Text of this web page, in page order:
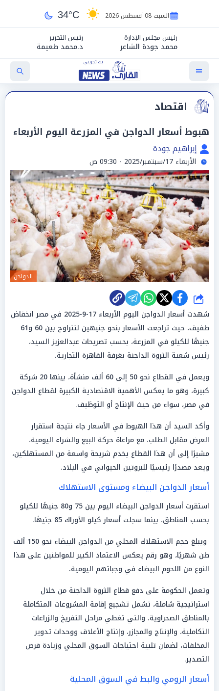
السبت 08 أغسطس 2026 34°C
رئيس مجلس الإدارة
محمد جودة الشاعر
رئيس التحرير
د.محمد طعيمة
اقتصاد
هبوط أسعار الدواجن في المزرعة اليوم الأربعاء
إبراهيم جودة
الأربعاء 17/سبتمبر/2025 - 09:30 ص
الدواجن
شارك
شهدت أسعار الدواجن اليوم الأربعاء 17-9-2025 في مصر انخفاض
طفيف، حيث تراجعت الأسعار بنحو جنيهين لتتراوح بين 60 و61
جنيهًا للكيلو في المزرعة، بحسب تصريحات عبدالعزيز السيد،
رئيس شعبة الثروة الداجنة بغرفة القاهرة التجارية.
ويعمل في القطاع نحو 50 إلى 60 ألف منشأة، بينها 20 شركة
كبيرة، وهو ما يعكس الأهمية الاقتصادية الكبيرة لقطاع الدواجن
في مصر، سواء من حيث الإنتاج أو التوظيف.
وأكد السيد أن هذا الهبوط في الأسعار جاء نتيجة استقرار
العرض مقابل الطلب، مع مراعاة حركة البيع والشراء اليومية،
مشيرًا إلى أن هذا القطاع يخدم شريحة واسعة من المستهلكين،
ويعد مصدرًا رئيسيًا للبروتين الحيواني في البلاد.
أسعار الدواجن البيضاء ومستوى الاستهلاك
استقرت أسعار الدواجن البيضاء اليوم بين 75 و80 جنيهًا للكيلو
بحسب المناطق، بينما سجلت أسعار كيلو الأوراك 85 جنيهًا.
ويبلغ حجم الاستهلاك المحلي من الدواجن البيضاء نحو 150 ألف
طن شهريًا، وهو رقم يعكس الاعتماد الكبير للمواطنين على هذا
النوع من اللحوم البيضاء في وجباتهم اليومية.
وتعمل الحكومة على دفع قطاع الثروة الداجنة من خلال
استراتيجية شاملة، تشمل تشجيع إقامة المشروعات المتكاملة
بالمناطق الصحراوية، والتي تغطي مراحل التفريخ والزراعات
التكاملية، والإنتاج والمجازر، وإنتاج الأعلاف ووحدات تدوير
المخلفات، لضمان تلبية احتياجات السوق المحلي وزيادة فرص
التصدير.
أسعار الرومي والبط في السوق المحلية